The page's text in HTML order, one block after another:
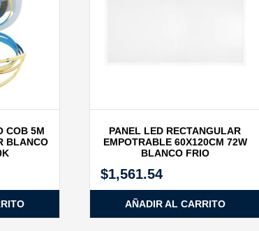
COB 5M
BLANCO
PANEL LED RECTANGULAR
EMPOTRABLE 60X120CM 72W
BLANCO FRIO
$1,561.54
AÑADIR AL CARRITO